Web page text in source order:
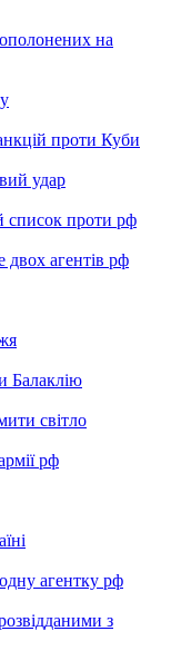
на
проти Куби
удар
список проти рф
агентів рф
Балаклію
світло
рф
агентку рф
з